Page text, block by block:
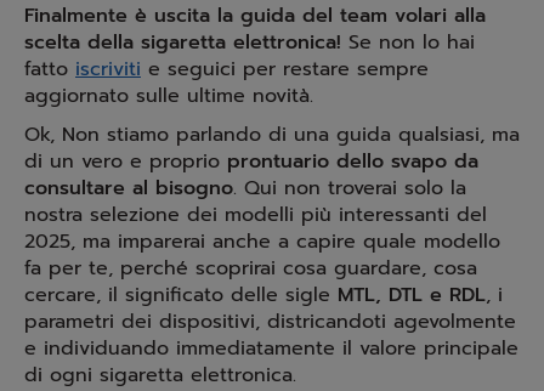
Finalmente è uscita la guida del team volari alla
scelta della sigaretta elettronica! Se non lo hai
fatto iscriviti e seguici per restare sempre
aggiornato sulle ultime novità.
Ok, Non stiamo parlando di una guida qualsiasi, ma
di un vero e proprio prontuario dello svapo da
consultare al bisogno. Qui non troverai solo la
nostra selezione dei modelli più interessanti del
2025, ma imparerai anche a capire quale modello
fa per te, perché scoprirai cosa guardare, cosa
cercare, il significato delle sigle MTL, DTL e RDL, i
parametri dei dispositivi, districandoti agevolmente
e individuando immediatamente il valore principale
di ogni sigaretta elettronica.